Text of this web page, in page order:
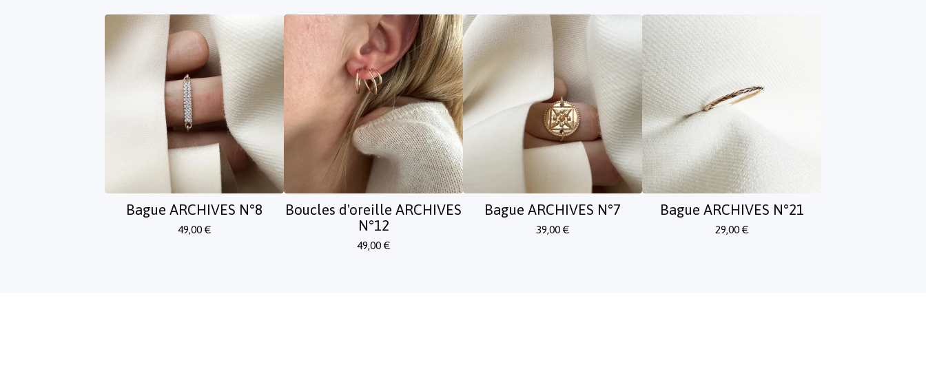
Bague ARCHIVES N°8
49,00 €
Boucles d'oreille ARCHIVES
N°12
49,00 €
Bague ARCHIVES N°7
39,00 €
Bague ARCHIVES N°21
29,00 €